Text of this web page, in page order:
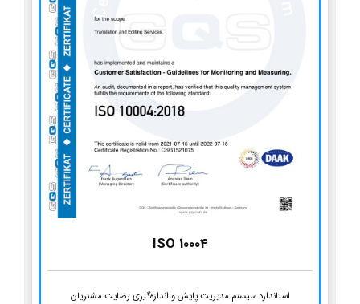
ISO 10004
استاندارد سیستم مدیریت پایش و اندازه‌گیری رضایت مشتریان